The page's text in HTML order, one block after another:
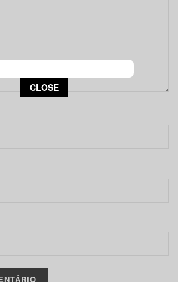
This popup will close in:
CLOSE